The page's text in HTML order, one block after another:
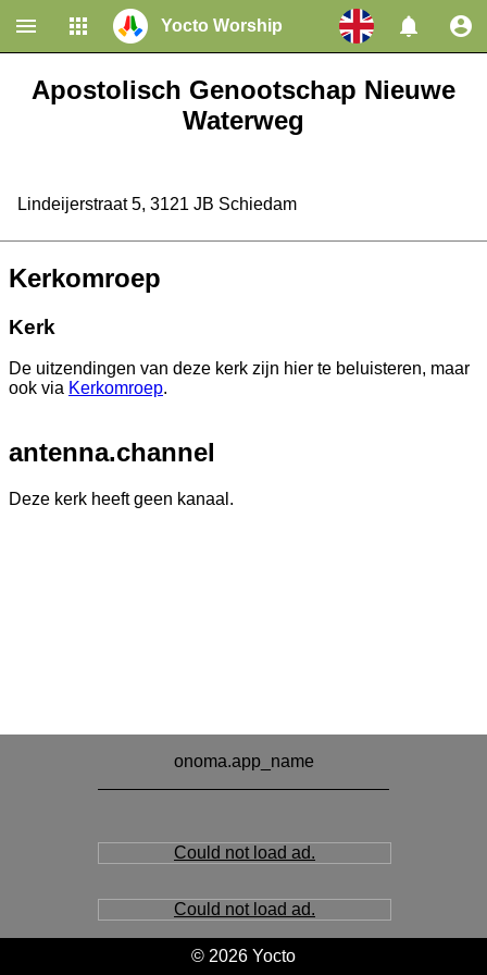
Yocto Worship
Home Congregations
Apostolisch Genootschap Nieuwe
Waterweg
Lindeijerstraat 5, 3121 JB Schiedam
Kerkomroep
Kerk
De uitzendingen van deze kerk zijn hier te beluisteren, maar
ook via Kerkomroep.
antenna.channel
Deze kerk heeft geen kanaal.
onoma.app_name
Could not load ad.
Could not load ad.
© 2026 Yocto